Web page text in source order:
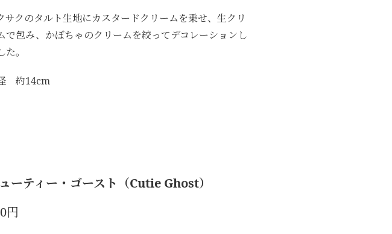
サクのタルト生地にカスタードクリームを乗せ、生クリ
で包み、かぼちゃのクリームを絞ってデコレーションし
た。
約14cm
ーティー・ゴースト（Cutie Ghost）
円